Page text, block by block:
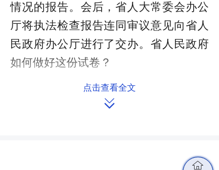
情况的报告。会后，省人大常委会办公
厅将执法检查报告连同审议意见向省人
民政府办公厅进行了交办。省人民政府
如何做好这份试卷？
省人民政府高度重视，研究制定了
办理工作方案，将省人大常委会6条审议
点击查看全文
